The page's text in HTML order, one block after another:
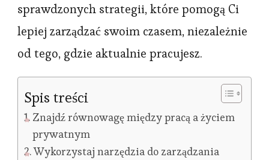
sprawdzonych strategii, które pomogą Ci
lepiej zarządzać swoim czasem, niezależnie
od tego, gdzie aktualnie pracujesz.
Spis treści
Znajdź równowagę między pracą a życiem
prywatnym
Wykorzystaj narzędzia do zarządzania